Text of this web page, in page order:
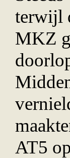
terwijl
MKZ
AT5